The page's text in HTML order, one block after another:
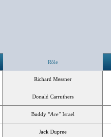
Rôle
Richard Messner
Donald Carruthers
Buddy "Ace"Israel
Jack Dupree